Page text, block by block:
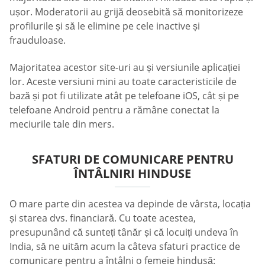
ușor. Moderatorii au grijă deosebită să monitorizeze
profilurile și să le elimine pe cele inactive și
frauduloase.
Majoritatea acestor site-uri au și versiunile aplicației
lor. Aceste versiuni mini au toate caracteristicile de
bază și pot fi utilizate atât pe telefoane iOS, cât și pe
telefoane Android pentru a rămâne conectat la
meciurile tale din mers.
SFATURI DE COMUNICARE PENTRU
ÎNTÂLNIRI HINDUSE
O mare parte din acestea va depinde de vârsta, locația
și starea dvs. financiară. Cu toate acestea,
presupunând că sunteți tânăr și că locuiți undeva în
India, să ne uităm acum la câteva sfaturi practice de
comunicare pentru a întâlni o femeie hindusă: